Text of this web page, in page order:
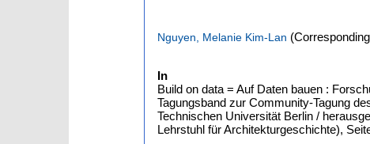
Nguyen, Melanie Kim-Lan
In
Build on data = Auf Daten bauen :
Tagungsband zur Community-Tagung
Technischen Universität Berlin /
Lehrstuhl für Architekturgeschichte),